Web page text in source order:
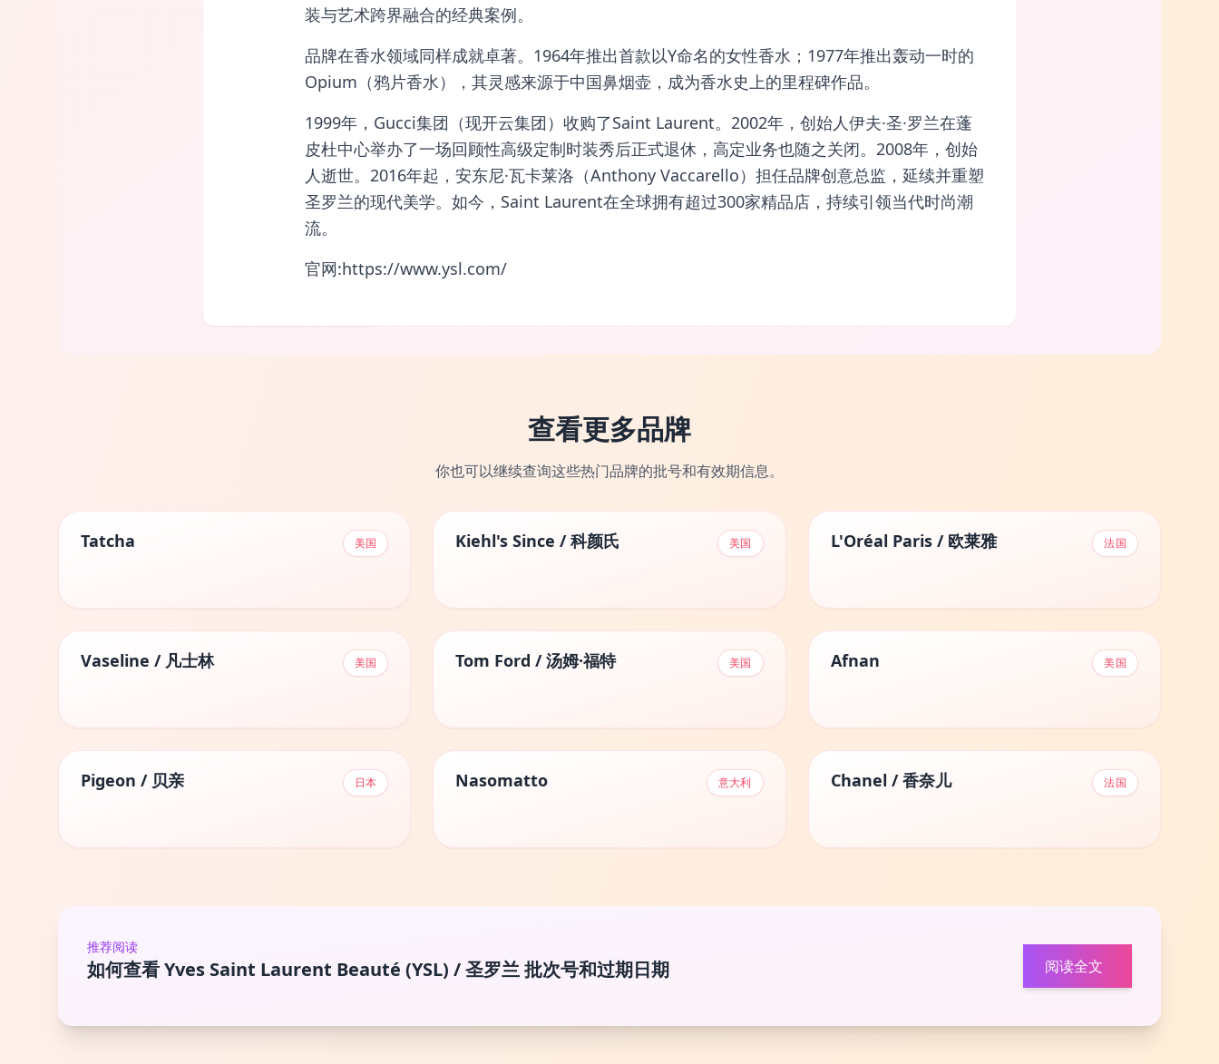
装与艺术跨界融合的经典案例。
品牌在香水领域同样成就卓著。1964年推出首款以Y命名的女性香水；1977年推出轰动一时的
Opium（鸦片香水），其灵感来源于中国鼻烟壶，成为香水史上的里程碑作品。
1999年，Gucci集团（现开云集团）收购了Saint Laurent。2002年，创始人伊夫·圣·罗兰在蓬
皮杜中心举办了一场回顾性高级定制时装秀后正式退休，高定业务也随之关闭。2008年，创始
人逝世。2016年起，安东尼·瓦卡莱洛（Anthony Vaccarello）担任品牌创意总监，延续并重塑
圣罗兰的现代美学。如今，Saint Laurent在全球拥有超过300家精品店，持续引领当代时尚潮
流。
官网:https://www.ysl.com/
查看更多品牌
你也可以继续查询这些热门品牌的批号和有效期信息。
Tatcha 美国 Kiehl's Since / 科颜氏 美国 L'Oréal Paris / 欧莱雅 法国
Vaseline / 凡士林 美国 Tom Ford / 汤姆·福特 美国 Afnan 美国
Pigeon / 贝亲 日本 Nasomatto 意大利 Chanel / 香奈儿 法国
推荐阅读
如何查看 Yves Saint Laurent Beauté (YSL) / 圣罗兰 批次号和过期日期 阅读全文